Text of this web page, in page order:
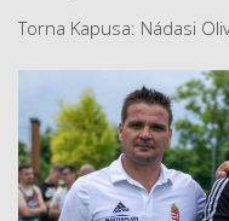
Torna Kapusa: Nádasi